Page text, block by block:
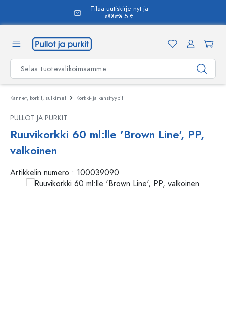
Tilaa uutiskirje nyt ja
säästä 5 €
Kannet, korkit, sulkimet Korkki- ja kansityypit
PULLOT JA PURKIT
Ruuvikorkki 60 ml:lle 'Brown Line', PP,
valkoinen
Artikkelin numero : 100039090